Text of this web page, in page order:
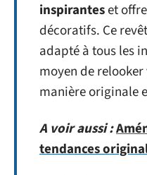
inspiranteset
décoratifs. Ce
adapté à tous les
moyen de
manière originale
A voir aussi :
tendances